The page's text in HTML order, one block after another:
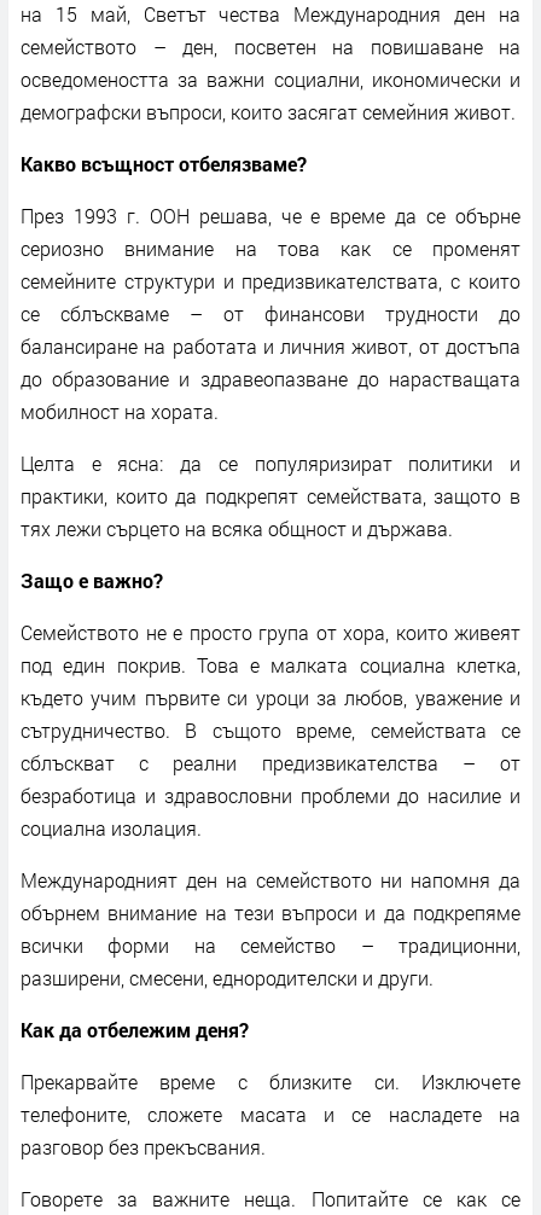
на 15 май, Светът чества Международния ден на
семейството – ден, посветен на повишаване на
осведомеността за важни социални, икономически и
демографски въпроси, които засягат семейния живот.
Какво всъщност отбелязваме?
През 1993 г. ООН решава, че е време да се обърне
сериозно внимание на това как се променят
семейните структури и предизвикателствата, с които
се сблъскваме – от финансови трудности до
балансиране на работата и личния живот, от достъпа
до образование и здравеопазване до нарастващата
мобилност на хората.
Целта е ясна: да се популяризират политики и
практики, които да подкрепят семействата, защото в
тях лежи сърцето на всяка общност и държава.
Защо е важно?
Семейството не е просто група от хора, които живеят
под един покрив. Това е малката социална клетка,
където учим първите си уроци за любов, уважение и
сътрудничество. В същото време, семействата се
сблъскват с реални предизвикателства – от
безработица и здравословни проблеми до насилие и
социална изолация.
Международният ден на семейството ни напомня да
обърнем внимание на тези въпроси и да подкрепяме
всички форми на семейство – традиционни,
разширени, смесени, еднородителски и други.
Как да отбележим деня?
Прекарвайте време с близките си. Изключете
телефоните, сложете масата и се насладете на
разговор без прекъсвания.
Говорете за важните неща. Попитайте се как се